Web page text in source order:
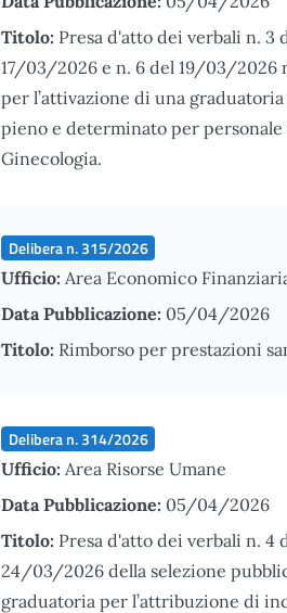
Titolo: Presa d'atto dei verbali n.
17/03/2026 e n. 6 del 19/03/2026
per l’attivazione di una
pieno e determinato per
Ginecologia.
Delibera n. 315/2026
Ufficio: Area Economico
Data Pubblicazione: 05/04/2026
Titolo: Rimborso per prestazioni
Delibera n. 314/2026
Ufficio: Area Risorse Umane
Data Pubblicazione: 05/04/2026
Titolo: Presa d'atto dei verbali n.
24/03/2026 della selezione
graduatoria per l’attribuzione di